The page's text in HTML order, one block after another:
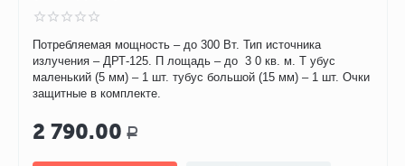
Потребляемая мощность – до 300 Вт. Тип источника
излучения – ДРТ-125. П лощадь – до 3 0 кв. м. Т убус
маленький (5 мм) – 1 шт. тубус большой (15 мм) – 1 шт. Очки
защитные в комплекте.
2 790.00 Р